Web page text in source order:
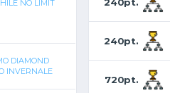
NO LIMIT
DIAMOND
INVERNALE
240pt.
720pt.